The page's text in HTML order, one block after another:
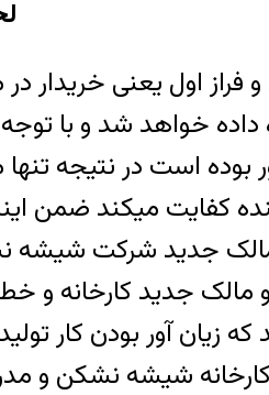
اول یعنی خریدار
خواهد شد و با توجه
است در نتیجه
کفایت میکند ضمن
مالک جدید شرکت
مالک جدید کارخانه و
که زیان آور بودن کار
کارگران و تصاحب کارخانه